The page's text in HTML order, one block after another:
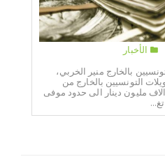
الأخبار
بالخارج منير الخربي،
التونسيين بالخارج من
العملة الصعبة بلغت حوالي 7 الاف مليون دينار الى حدود موفى